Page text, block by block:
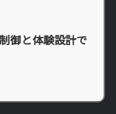
御と体験設計で